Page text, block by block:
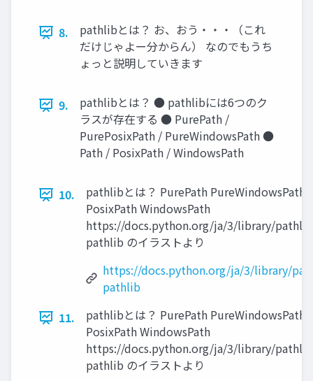
8.
pathlibとは？ お、おう・・・（これ
だけじゃよー分からん） なのでもうち
ょっと説明していきます
9.
pathlibとは？ ● pathlibには6つのク
ラスが存在する ● PurePath /
PurePosixPath / PureWindowsPath ●
Path / PosixPath / WindowsPath
10.
pathlibとは？ PurePath PureWindowsPath
PosixPath WindowsPath
https://docs.python.org/ja/3/library/
pathlib のイラストより
https://docs.python.org/ja/3/library/
pathlib
11.
pathlibとは？ PurePath PureWindowsPath
PosixPath WindowsPath
https://docs.python.org/ja/3/library/
pathlib のイラストより